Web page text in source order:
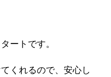
ートです。
くれるので、安心し